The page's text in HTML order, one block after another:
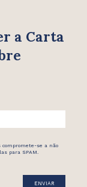
a Carta
compromete-se a não
para SPAM.